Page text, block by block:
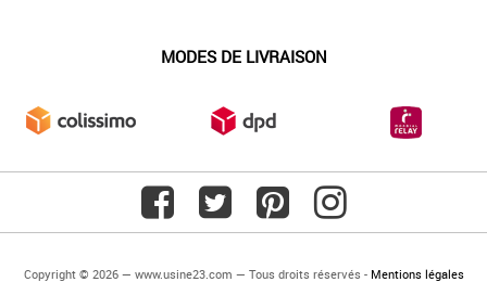
MODES DE LIVRAISON
Copyright © 2026 — www.usine23.com — Tous droits réservés - Mentions légales